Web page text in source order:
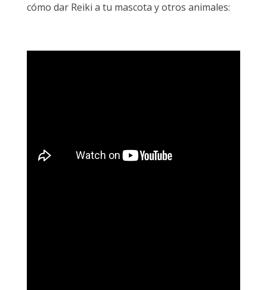
cómo dar Reiki a tu mascota y otros animales: